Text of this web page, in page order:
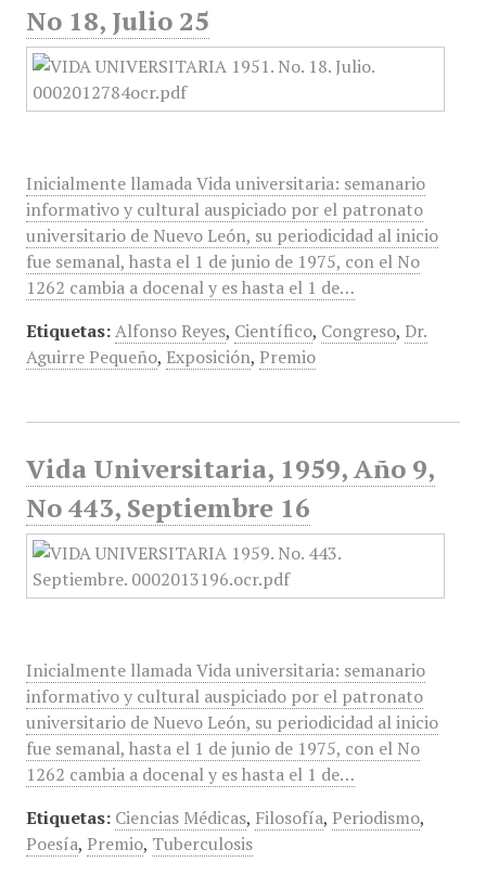
No 18, Julio 25
Inicialmente llamada Vida universitaria: semanario
informativo y cultural auspiciado por el patronato
universitario de Nuevo León, su periodicidad al inicio
fue semanal, hasta el 1 de junio de 1975, con el No
1262 cambia a docenal y es hasta el 1 de…
Etiquetas: Alfonso Reyes, Científico, Congreso, Dr.
Aguirre Pequeño, Exposición, Premio
Vida Universitaria, 1959, Año 9,
No 443, Septiembre 16
Inicialmente llamada Vida universitaria: semanario
informativo y cultural auspiciado por el patronato
universitario de Nuevo León, su periodicidad al inicio
fue semanal, hasta el 1 de junio de 1975, con el No
1262 cambia a docenal y es hasta el 1 de…
Etiquetas: Ciencias Médicas, Filosofía, Periodismo,
Poesía, Premio, Tuberculosis